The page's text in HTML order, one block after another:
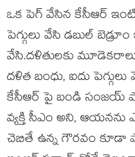
ఒక పెగ్ వేసిన కేసీఆర్
పెగ్గులు వేసి డబుల్
వేసి.దళితులకు
దళిత బంధు, ఐదు
కేసీఆర్ పై బండి సంజయ్
వ్యక్తి సీఎం అని, ఆయనను
చెబితే ఉన్న గౌరవం కూడా